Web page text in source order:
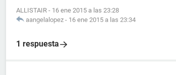
ALLISTAIR - 16 ene 2015 a las 23:28
aangelalopez - 16 ene 2015 a las 23:34
1 respuesta